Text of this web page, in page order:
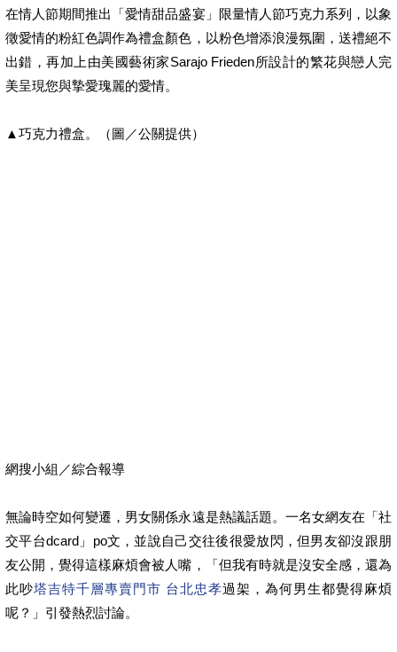
在情人節期間推出「愛情甜品盛宴」限量情人節巧克力系列，以象
徵愛情的粉紅色調作為禮盒顏色，以粉色增添浪漫氛圍，送禮絕不
出錯，再加上由美國藝術家Sarajo Frieden所設計的繁花與戀人完
美呈現您與摯愛瑰麗的愛情。
▲巧克力禮盒。（圖／公關提供）
網搜小組／綜合報導
無論時空如何變遷，男女關係永遠是熱議話題。一名女網友在「社
交平台dcard」po文，並說自己交往後很愛放閃，但男友卻沒跟朋
友公開，覺得這樣麻煩會被人嘴，「但我有時就是沒安全感，還為
此吵塔吉特千層專賣門市 台北忠孝過架，為何男生都覺得麻煩
呢？」引發熱烈討論。